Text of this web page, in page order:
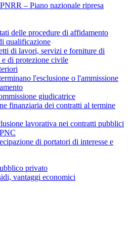
– Piano nazionale ripresa
delle procedure di affidamento
qualificazione
di lavori, servizi e forniture di
e di protezione civile
l'esclusione o l'ammissione
giudicatrice
finanziaria dei contratti al termine
lavorativa nei contratti pubblici
di portatori di interesse e
privato
vantaggi economici